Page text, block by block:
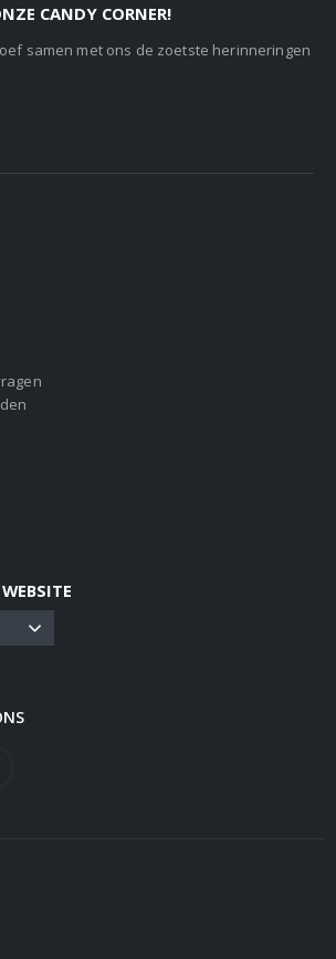
CANDY CORNER!
samen met ons de zoetste herinneringen